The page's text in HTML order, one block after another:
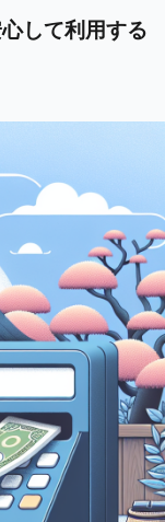
して利用する